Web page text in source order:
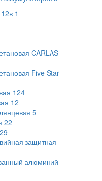
1
CARLAS
Five Star
124
12
5
22
29
защитная
алюминий